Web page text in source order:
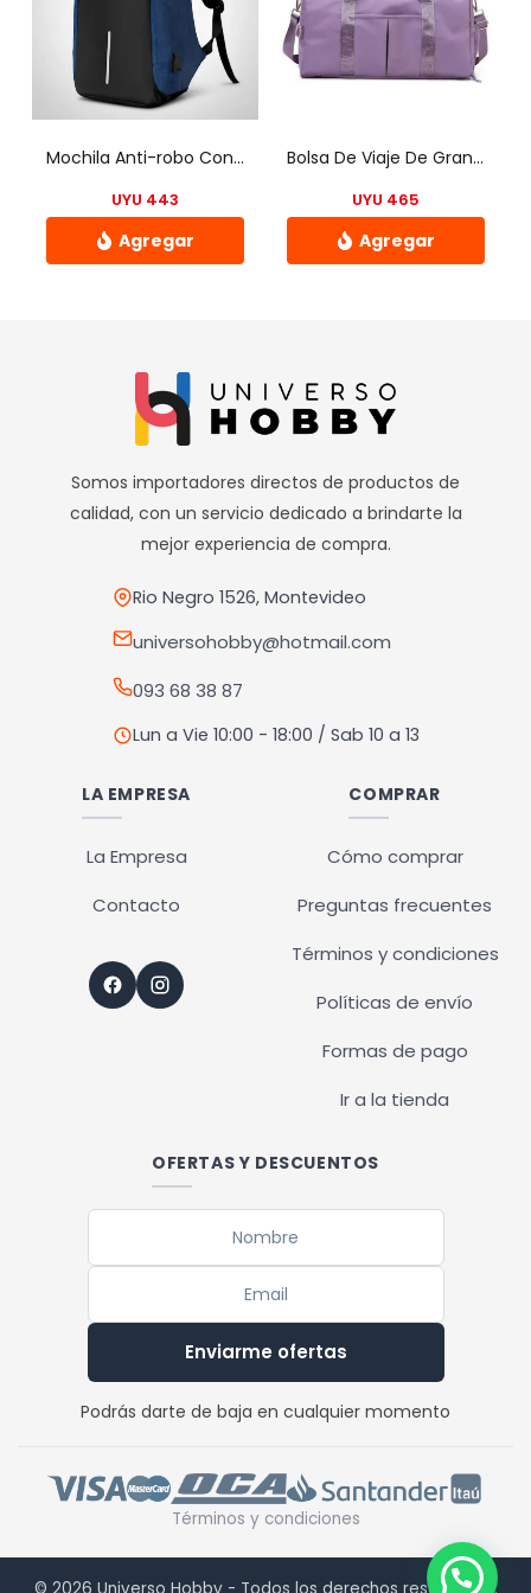
opciones
se
pueden
elegir
la
página
de
Mochila Anti-robo Con Usb Para Conectar A Power Bank 15.6»(R)
UYU 443
múltiples
variantes.
Las
opciones
se
pueden
en
la
de
producto
Bolsa De Viaje De Gran Capacidad, Antisalpicaduras Y Resistente Al Color Lila
UYU 465
Somos importadores directos de productos de
calidad, con un servicio dedicado a brindarte la
mejor experiencia de compra.
Rio Negro 1526, Montevideo
universohobby@hotmail.com
093 68 38 87
Lun a Vie 10:00 - 18:00 / Sab 10 a 13
LA EMPRESA
La Empresa
Contacto
COMPRAR
Cómo comprar
Preguntas frecuentes
Términos y condiciones
Políticas de envío
Formas de pago
Ir a la tienda
OFERTAS Y DESCUENTOS
Enviarme ofertas
Podrás darte de baja en cualquier momento
Términos y condiciones